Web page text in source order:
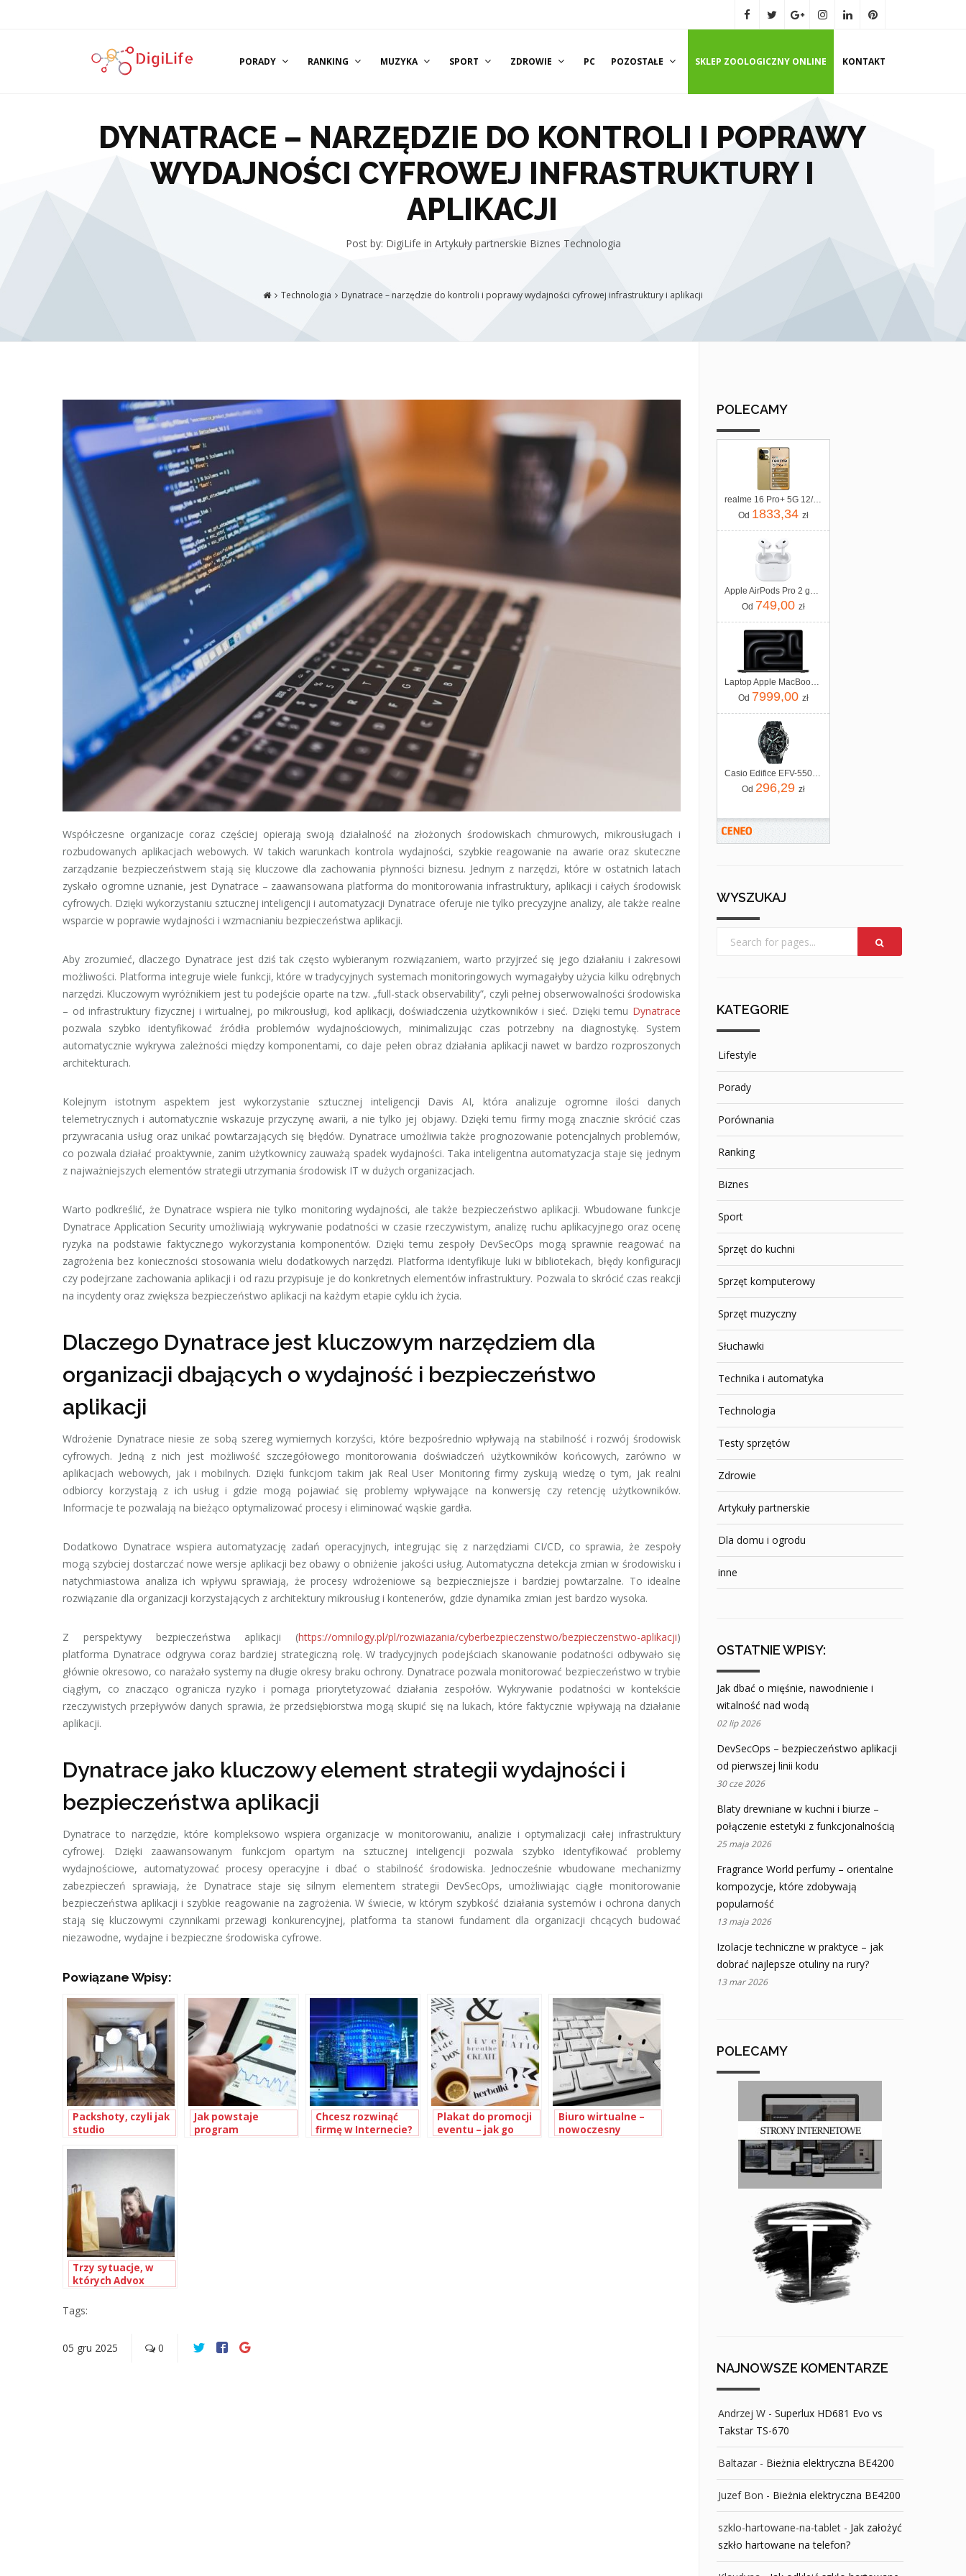
PORADY RANKING MUZYKA SPORT ZDROWIE PC POZOSTAŁE SKLEP ZOOLOGICZNY ONLINE KONTAKT
DYNATRACE – NARZĘDZIE DO KONTROLI I POPRAWY
WYDAJNOŚCI CYFROWEJ INFRASTRUKTURY I
APLIKACJI
Post by: DigiLife in Artykuły partnerskie Biznes Technologia
Technologia Dynatrace – narzędzie do kontroli i poprawy wydajności cyfrowej infrastruktury i aplikacji
Współczesne organizacje coraz częściej opierają swoją działalność na złożonych środowiskach chmurowych, mikrousługach i
rozbudowanych aplikacjach webowych. W takich warunkach kontrola wydajności, szybkie reagowanie na awarie oraz skuteczne
zarządzanie bezpieczeństwem stają się kluczowe dla zachowania płynności biznesu. Jednym z narzędzi, które w ostatnich latach
zyskało ogromne uznanie, jest Dynatrace – zaawansowana platforma do monitorowania infrastruktury, aplikacji i całych środowisk
cyfrowych. Dzięki wykorzystaniu sztucznej inteligencji i automatyzacji Dynatrace oferuje nie tylko precyzyjne analizy, ale także realne
wsparcie w poprawie wydajności i wzmacnianiu bezpieczeństwa aplikacji.
Aby zrozumieć, dlaczego Dynatrace jest dziś tak często wybieranym rozwiązaniem, warto przyjrzeć się jego działaniu i zakresowi
możliwości. Platforma integruje wiele funkcji, które w tradycyjnych systemach monitoringowych wymagałyby użycia kilku odrębnych
narzędzi. Kluczowym wyróżnikiem jest tu podejście oparte na tzw. „full-stack observability”, czyli pełnej obserwowalności środowiska
– od infrastruktury fizycznej i wirtualnej, po mikrousługi, kod aplikacji, doświadczenia użytkowników i sieć. Dzięki temu Dynatrace
pozwala szybko identyfikować źródła problemów wydajnościowych, minimalizując czas potrzebny na diagnostykę. System
automatycznie wykrywa zależności między komponentami, co daje pełen obraz działania aplikacji nawet w bardzo rozproszonych
architekturach.
Kolejnym istotnym aspektem jest wykorzystanie sztucznej inteligencji Davis AI, która analizuje ogromne ilości danych
telemetrycznych i automatycznie wskazuje przyczynę awarii, a nie tylko jej objawy. Dzięki temu firmy mogą znacznie skrócić czas
przywracania usług oraz unikać powtarzających się błędów. Dynatrace umożliwia także prognozowanie potencjalnych problemów,
co pozwala działać proaktywnie, zanim użytkownicy zauważą spadek wydajności. Taka inteligentna automatyzacja staje się jednym
z najważniejszych elementów strategii utrzymania środowisk IT w dużych organizacjach.
Warto podkreślić, że Dynatrace wspiera nie tylko monitoring wydajności, ale także bezpieczeństwo aplikacji. Wbudowane funkcje
Dynatrace Application Security umożliwiają wykrywanie podatności w czasie rzeczywistym, analizę ruchu aplikacyjnego oraz ocenę
ryzyka na podstawie faktycznego wykorzystania komponentów. Dzięki temu zespoły DevSecOps mogą sprawnie reagować na
zagrożenia bez konieczności stosowania wielu dodatkowych narzędzi. Platforma identyfikuje luki w bibliotekach, błędy konfiguracji
czy podejrzane zachowania aplikacji i od razu przypisuje je do konkretnych elementów infrastruktury. Pozwala to skrócić czas reakcji
na incydenty oraz zwiększa bezpieczeństwo aplikacji na każdym etapie cyklu ich życia.
Dlaczego Dynatrace jest kluczowym narzędziem dla
organizacji dbających o wydajność i bezpieczeństwo
aplikacji
Wdrożenie Dynatrace niesie ze sobą szereg wymiernych korzyści, które bezpośrednio wpływają na stabilność i rozwój środowisk
cyfrowych. Jedną z nich jest możliwość szczegółowego monitorowania doświadczeń użytkowników końcowych, zarówno w
aplikacjach webowych, jak i mobilnych. Dzięki funkcjom takim jak Real User Monitoring firmy zyskują wiedzę o tym, jak realni
odbiorcy korzystają z ich usług i gdzie mogą pojawiać się problemy wpływające na konwersję czy retencję użytkowników.
Informacje te pozwalają na bieżąco optymalizować procesy i eliminować wąskie gardła.
Dodatkowo Dynatrace wspiera automatyzację zadań operacyjnych, integrując się z narzędziami CI/CD, co sprawia, że zespoły
mogą szybciej dostarczać nowe wersje aplikacji bez obawy o obniżenie jakości usług. Automatyczna detekcja zmian w środowisku i
natychmiastowa analiza ich wpływu sprawiają, że procesy wdrożeniowe są bezpieczniejsze i bardziej powtarzalne. To idealne
rozwiązanie dla organizacji korzystających z architektury mikrousług i kontenerów, gdzie dynamika zmian jest bardzo wysoka.
Z perspektywy bezpieczeństwa aplikacji (https://omnilogy.pl/pl/rozwiazania/cyberbezpieczenstwo/bezpieczenstwo-aplikacji)
platforma Dynatrace odgrywa coraz bardziej strategiczną rolę. W tradycyjnych podejściach skanowanie podatności odbywało się
głównie okresowo, co narażało systemy na długie okresy braku ochrony. Dynatrace pozwala monitorować bezpieczeństwo w trybie
ciągłym, co znacząco ogranicza ryzyko i pomaga priorytetyzować działania zespołów. Wykrywanie podatności w kontekście
rzeczywistych przepływów danych sprawia, że przedsiębiorstwa mogą skupić się na lukach, które faktycznie wpływają na działanie
aplikacji.
Dynatrace jako kluczowy element strategii wydajności i
bezpieczeństwa aplikacji
Dynatrace to narzędzie, które kompleksowo wspiera organizacje w monitorowaniu, analizie i optymalizacji całej infrastruktury
cyfrowej. Dzięki zaawansowanym funkcjom opartym na sztucznej inteligencji pozwala szybko identyfikować problemy
wydajnościowe, automatyzować procesy operacyjne i dbać o stabilność środowiska. Jednocześnie wbudowane mechanizmy
zabezpieczeń sprawiają, że Dynatrace staje się silnym elementem strategii DevSecOps, umożliwiając ciągłe monitorowanie
bezpieczeństwa aplikacji i szybkie reagowanie na zagrożenia. W świecie, w którym szybkość działania systemów i ochrona danych
stają się kluczowymi czynnikami przewagi konkurencyjnej, platforma ta stanowi fundament dla organizacji chcących budować
niezawodne, wydajne i bezpieczne środowiska cyfrowe.
Powiązane Wpisy:
Packshoty, czyli jak
studio
Jak powstaje
program
Chcesz rozwinąć
firmę w Internecie?
Plakat do promocji
eventu – jak go
Biuro wirtualne –
nowoczesny
Trzy sytuacje, w
których Advox
wesprzeć Twój e-
sklep
Tags:
05 gru 2025 0
POLECAMY
realme 16 Pro+ 5G 12/512GB Złoty
Od 1833,34 zł
Apple AirPods Pro 2 gen MagSafe USB-C (MTJV3ZM/A)
Od 749,00 zł
Laptop Apple MacBook Pro 2025 14" M5/16GB/512GB/macOS (MDE04ZEA)
Od 7999,00 zł
Casio Edifice EFV-550P-1AVUEF
Od 296,29 zł
WYSZUKAJ
KATEGORIE
Lifestyle
Porady
Porównania
Ranking
Biznes
Sport
Sprzęt do kuchni
Sprzęt komputerowy
Sprzęt muzyczny
Słuchawki
Technika i automatyka
Technologia
Testy sprzętów
Zdrowie
Artykuły partnerskie
Dla domu i ogrodu
inne
OSTATNIE WPISY:
Jak dbać o mięśnie, nawodnienie i
witalność nad wodą
02 lip 2026
DevSecOps – bezpieczeństwo aplikacji
od pierwszej linii kodu
30 cze 2026
Blaty drewniane w kuchni i biurze –
połączenie estetyki z funkcjonalnością
25 maja 2026
Fragrance World perfumy – orientalne
kompozycje, które zdobywają
popularność
13 maja 2026
Izolacje techniczne w praktyce – jak
dobrać najlepsze otuliny na rury?
13 mar 2026
POLECAMY
NAJNOWSZE KOMENTARZE
Andrzej W - Superlux HD681 Evo vs
Takstar TS-670
Baltazar - Bieżnia elektryczna BE4200
Juzef Bon - Bieżnia elektryczna BE4200
szklo-hartowane-na-tablet - Jak założyć
szkło hartowane na telefon?